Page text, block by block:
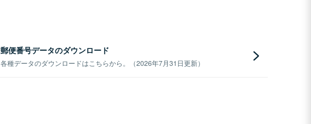
郵便番号データのダウンロード
各種データのダウンロードはこちらから。（2026年7月31日更新）